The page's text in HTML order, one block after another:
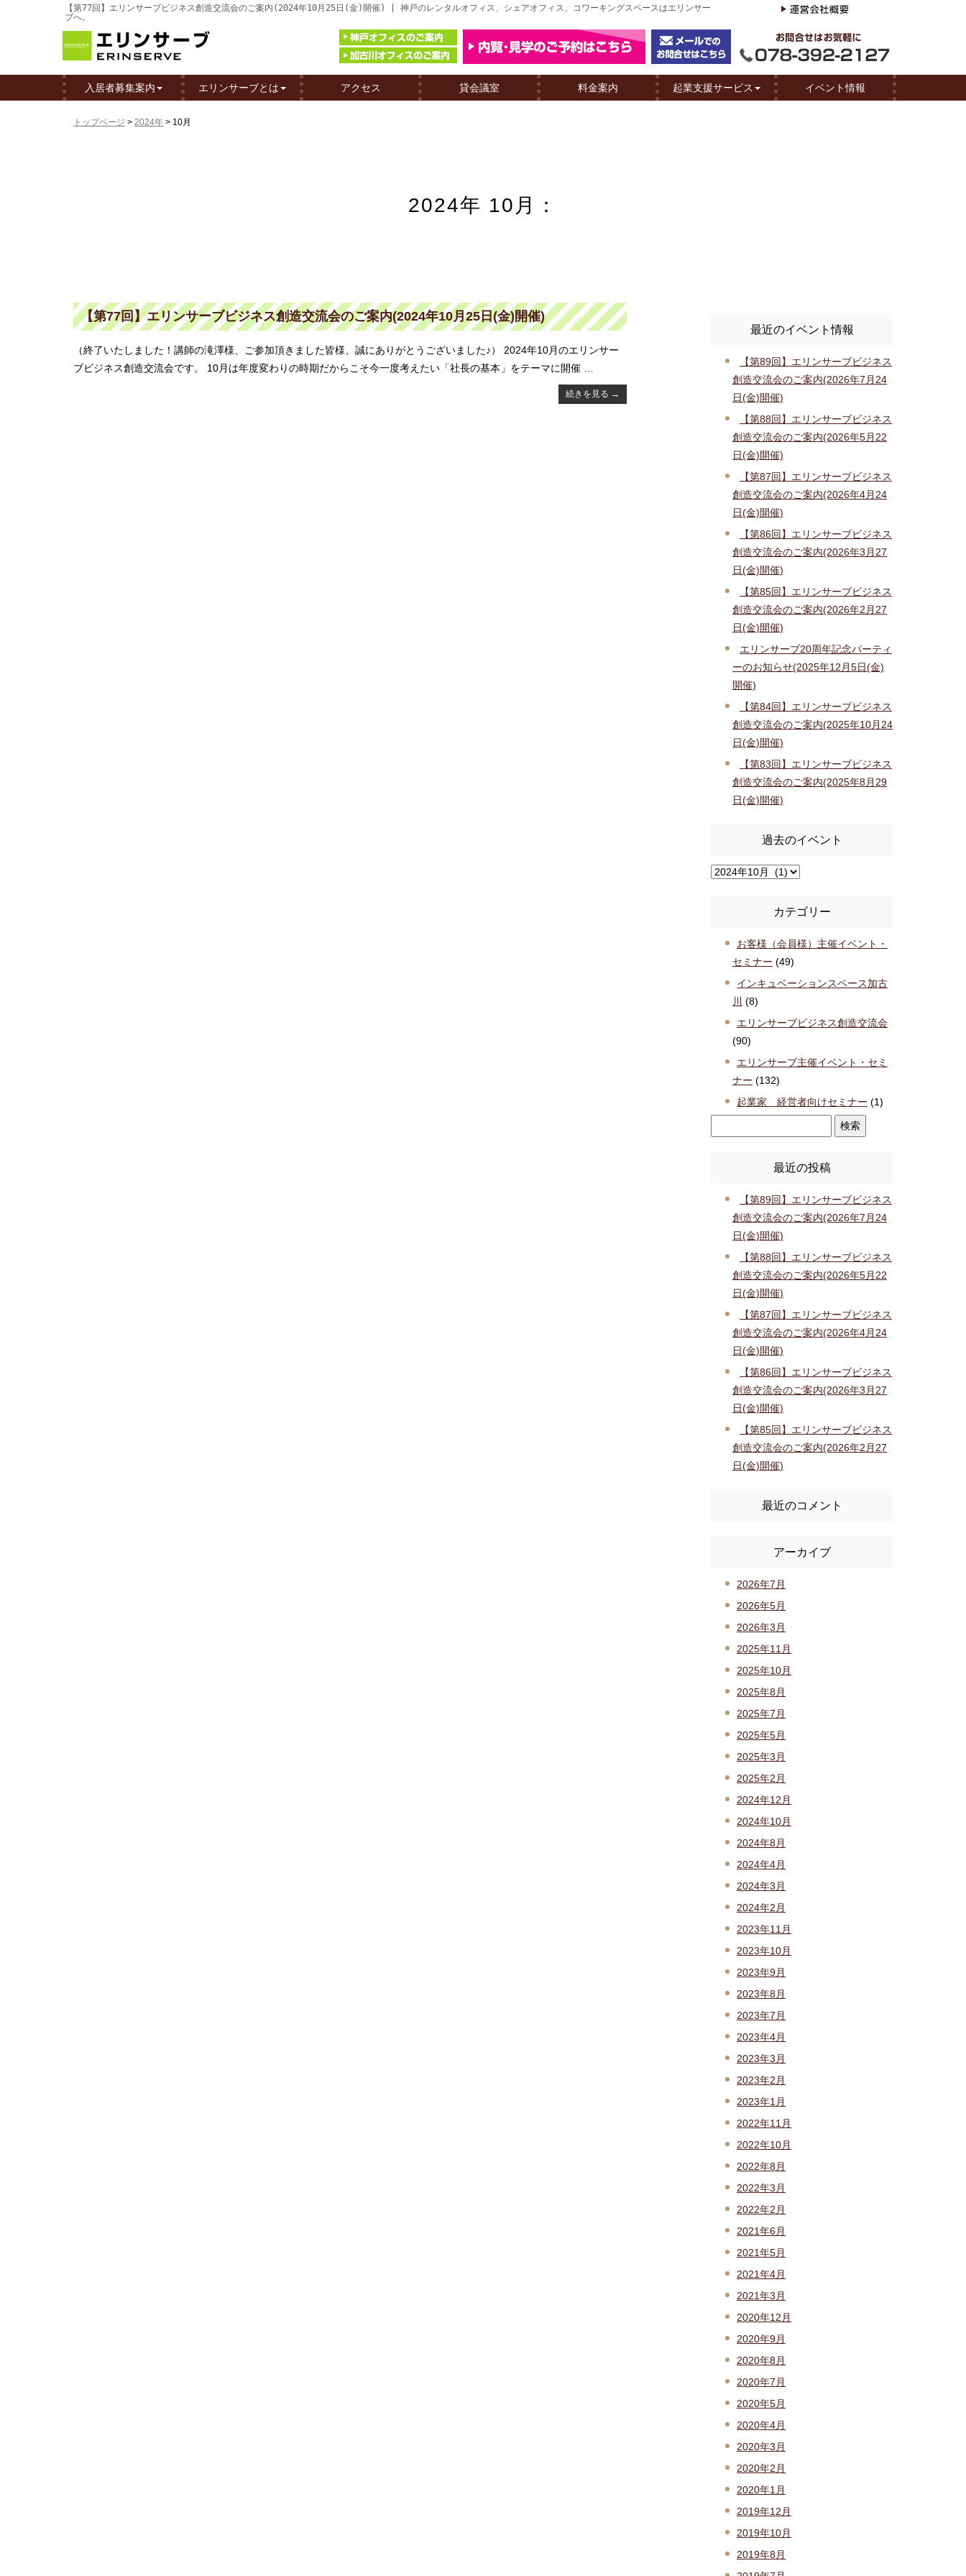
【第77回】エリンサーブビジネス創造交流会のご案内(2024年10月25日(金)開催) | 神戸のレンタルオフィス、シェアオフィス、コワーキングスペースはエリンサー
ブへ。
入居者募集案内 エリンサーブとは アクセス 貸会議室 料金案内 起業支援サービス イベント情報
トップページ > 2024年 > 10月
2024年 10月：
【第77回】エリンサーブビジネス創造交流会のご案内(2024年10月25日(金)開催)
（終了いたしました！講師の滝澤様、ご参加頂きました皆様、誠にありがとうございました♪） 2024年10月のエリンサー
ブビジネス創造交流会です。 10月は年度変わりの時期だからこそ今一度考えたい「社長の基本」をテーマに開催 …
続きを見る →
最近のイベント情報
【第89回】エリンサーブビジネス
創造交流会のご案内(2026年7月24
日(金)開催)
【第88回】エリンサーブビジネス
創造交流会のご案内(2026年5月22
日(金)開催)
【第87回】エリンサーブビジネス
創造交流会のご案内(2026年4月24
日(金)開催)
【第86回】エリンサーブビジネス
創造交流会のご案内(2026年3月27
日(金)開催)
【第85回】エリンサーブビジネス
創造交流会のご案内(2026年2月27
日(金)開催)
エリンサーブ20周年記念パーティ
ーのお知らせ(2025年12月5日(金)
開催)
【第84回】エリンサーブビジネス
創造交流会のご案内(2025年10月24
日(金)開催)
【第83回】エリンサーブビジネス
創造交流会のご案内(2025年8月29
日(金)開催)
過去のイベント
カテゴリー
お客様（会員様）主催イベント・
セミナー (49)
インキュベーションスペース加古
川
(8)
エリンサーブビジネス創造交流会
(90)
エリンサーブ主催イベント・セミ
ナー (132)
起業家 経営者向けセミナー (1)
最近の投稿
【第89回】エリンサーブビジネス
創造交流会のご案内(2026年7月24
日(金)開催)
【第88回】エリンサーブビジネス
創造交流会のご案内(2026年5月22
日(金)開催)
【第87回】エリンサーブビジネス
創造交流会のご案内(2026年4月24
日(金)開催)
【第86回】エリンサーブビジネス
創造交流会のご案内(2026年3月27
日(金)開催)
【第85回】エリンサーブビジネス
創造交流会のご案内(2026年2月27
日(金)開催)
最近のコメント
アーカイブ
2026年7月
2026年5月
2026年3月
2025年11月
2025年10月
2025年8月
2025年7月
2025年5月
2025年3月
2025年2月
2024年12月
2024年10月
2024年8月
2024年4月
2024年3月
2024年2月
2023年11月
2023年10月
2023年9月
2023年8月
2023年7月
2023年4月
2023年3月
2023年2月
2023年1月
2022年11月
2022年10月
2022年8月
2022年3月
2022年2月
2021年6月
2021年5月
2021年4月
2021年3月
2020年12月
2020年9月
2020年8月
2020年7月
2020年5月
2020年4月
2020年3月
2020年2月
2020年1月
2019年12月
2019年10月
2019年8月